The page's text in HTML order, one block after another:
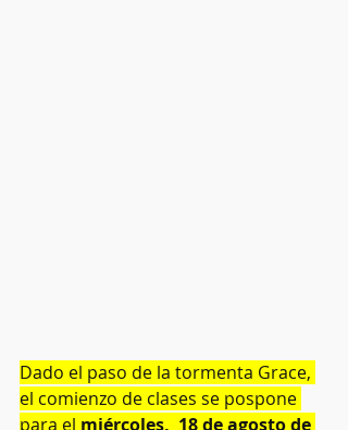
Dado el paso de la tormenta Grace,
el comienzo de clases se pospone
para el miércoles,  18 de agosto de